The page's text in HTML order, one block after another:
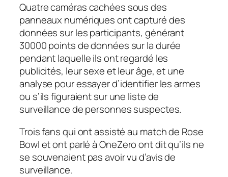
Quatre caméras cachées sous des
panneaux numériques ont capturé des
données sur les participants, générant
30000 points de données sur la durée
pendant laquelle ils ont regardé les
publicités, leur sexe et leur âge, et une
analyse pour essayer d’identifier les armes
ou s’ils figuraient sur une liste de
surveillance de personnes suspectes.
Trois fans qui ont assisté au match de Rose
Bowl et ont parlé àOneZeroont dit qu’ils ne
se souvenaient pas avoir vu d’avis de
surveillance.